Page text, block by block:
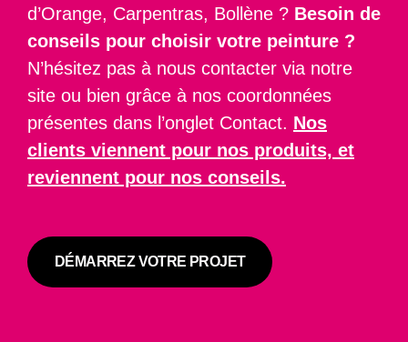
d’Orange, Carpentras, Bollène ? Besoin de
conseils pour choisir votre peinture ?
N’hésitez pas à nous contacter via notre
site ou bien grâce à nos coordonnées
présentes dans l’onglet Contact. Nos
clients viennent pour nos produits, et
reviennent pour nos conseils.
DÉMARREZ VOTRE PROJET